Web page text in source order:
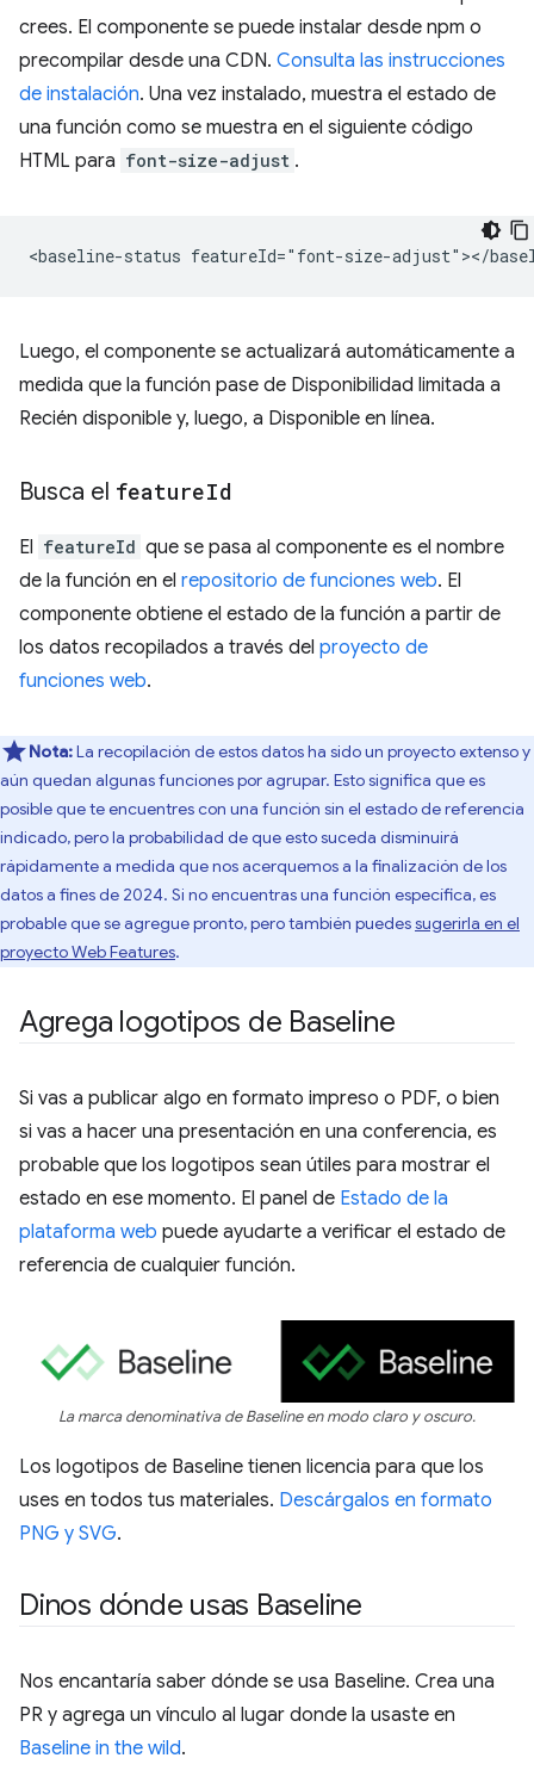
crees. El componente se puede instalar desde npm o
precompilar desde una CDN. Consulta las instrucciones
de instalación. Una vez instalado, muestra el estado de
una función como se muestra en el siguiente código
HTML para font-size-adjust .
Luego, el componente se actualizará automáticamente a
medida que la función pase de Disponibilidad limitada a
Recién disponible y, luego, a Disponible en línea.
Busca el featureId
El featureId que se pasa al componente es el nombre
de la función en el repositorio de funciones web. El
componente obtiene el estado de la función a partir de
los datos recopilados a través del proyecto de
funciones web.
Nota:La recopilación de estos datos ha sido un proyecto extenso y
aún quedan algunas funciones por agrupar. Esto significa que es
posible que te encuentres con una función sin el estado de referencia
indicado, pero la probabilidad de que esto suceda disminuirá
rápidamente a medida que nos acerquemos a la finalización de los
datos a fines de 2024. Si no encuentras una función específica, es
probable que se agregue pronto, pero también puedessugerirla en el
proyecto Web Features.
Agrega logotipos de Baseline
Si vas a publicar algo en formato impreso o PDF, o bien
si vas a hacer una presentación en una conferencia, es
probable que los logotipos sean útiles para mostrar el
estado en ese momento. El panel de Estado de la
plataforma web puede ayudarte a verificar el estado de
referencia de cualquier función.
La marca denominativa de Baseline en modo claro y oscuro.
Los logotipos de Baseline tienen licencia para que los
uses en todos tus materiales. Descárgalos en formato
PNG y SVG.
Dinos dónde usas Baseline
Nos encantaría saber dónde se usa Baseline. Crea una
PR y agrega un vínculo al lugar donde la usaste en
Baseline in the wild.